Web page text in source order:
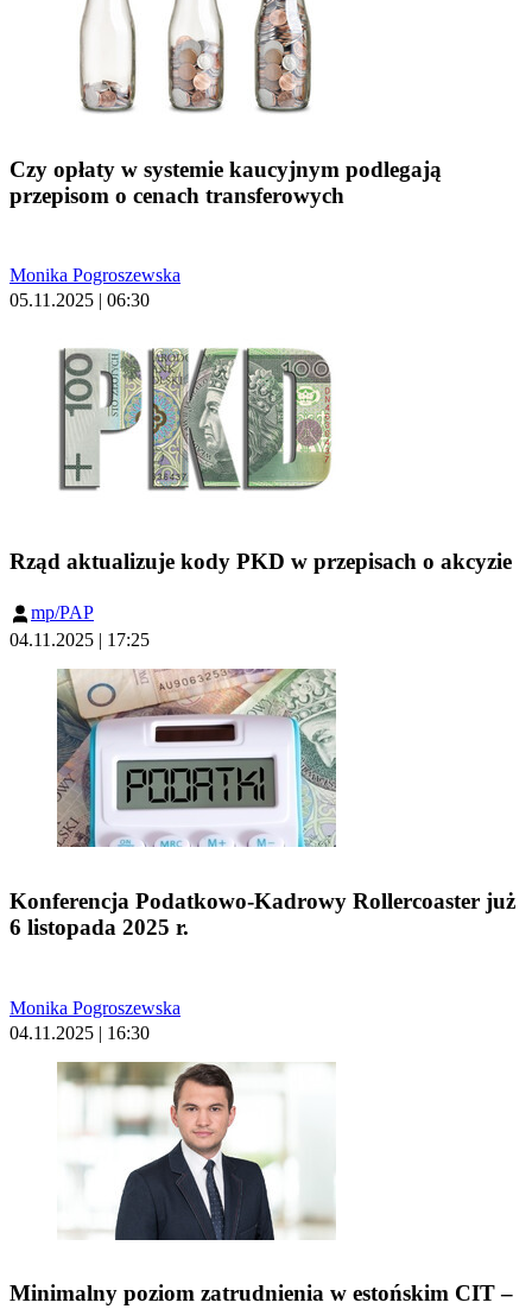
Czy opłaty w systemie kaucyjnym podlegają
przepisom o cenach transferowych
Monika Pogroszewska
05.11.2025 | 06:30
Rząd aktualizuje kody PKD w przepisach o akcyzie
mp/PAP
04.11.2025 | 17:25
Konferencja Podatkowo-Kadrowy Rollercoaster już
6 listopada 2025 r.
Monika Pogroszewska
04.11.2025 | 16:30
Minimalny poziom zatrudnienia w estońskim CIT –